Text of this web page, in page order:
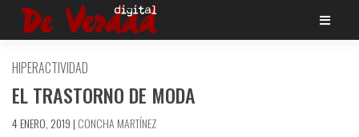
Saltar
HIPERACTIVIDAD
EL TRASTORNO DE MODA
4 ENERO, 2019 | CONCHA MARTÍ­NEZ